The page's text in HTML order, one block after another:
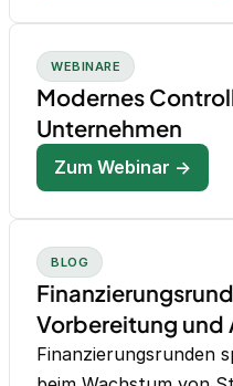
WEBINARE
Modernes
Unternehmen
Zum Webinar →
BLOG
Vorbereitung und
Finanzierungsrunden